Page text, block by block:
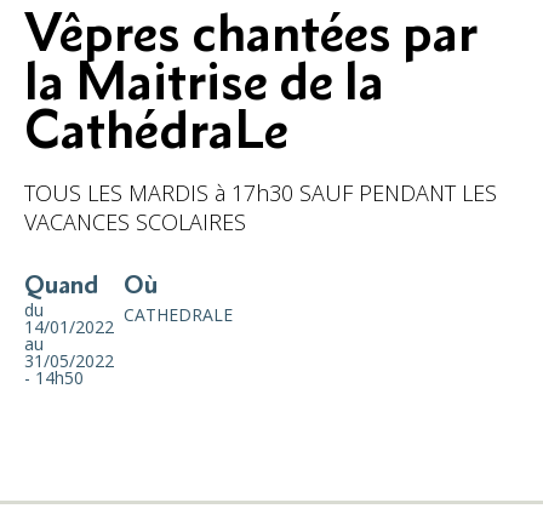
Vêpres chantées par
la Maitrise de la
CathédraLe
TOUS LES MARDIS à 17h30 SAUF PENDANT LES
VACANCES SCOLAIRES
Quand
du
14/01/2022
au
31/05/2022
- 14h50
Où
CATHEDRALE